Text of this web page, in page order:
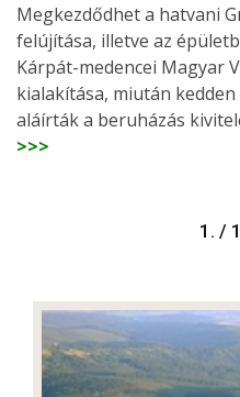
Megkezdődhet a hatvani
felújítása, illetve az
Kárpát-medencei Magyar
kialakítása, miután
aláírták a beruházás
>>>
1. /